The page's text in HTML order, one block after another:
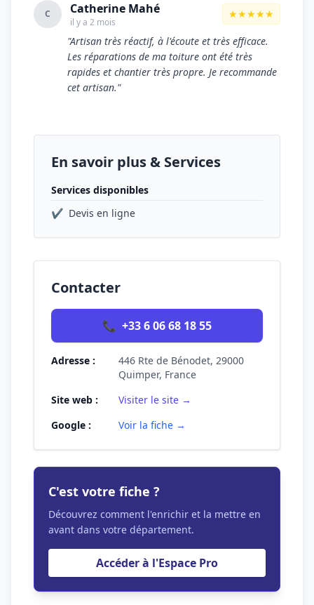
C Catherine Mahé
il y a 2 mois
★★★★★
"Artisan très réactif, à l'écoute et très efficace.
Les réparations de ma toiture ont été très
rapides et chantier très propre. Je recommande
cet artisan."
En savoir plus & Services
Services disponibles
✔ Devis en ligne
Contacter
📞 +33 6 06 68 18 55
Adresse :
446 Rte de Bénodet, 29000
Quimper, France
Site web :
Visiter le site →
Google :
Voir la fiche →
C'est votre fiche ?
Découvrez comment l'enrichir et la mettre en
avant dans votre département.
Accéder à l'Espace Pro